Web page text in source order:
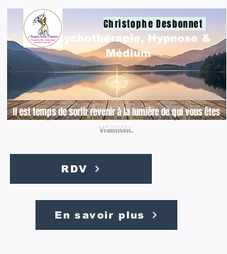
Christophe Desbonnet
Il est temps de sortir revenir à la lumière de qui vous êtes
vraiment.
Psychothérapie, Hypnose &
Médium
RDV
En savoir plus